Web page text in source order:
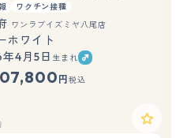
ワクチン接種
もっと見る
ワンラブイズミヤ八尾店
ホワイト
4月5日 生まれ
円 税込